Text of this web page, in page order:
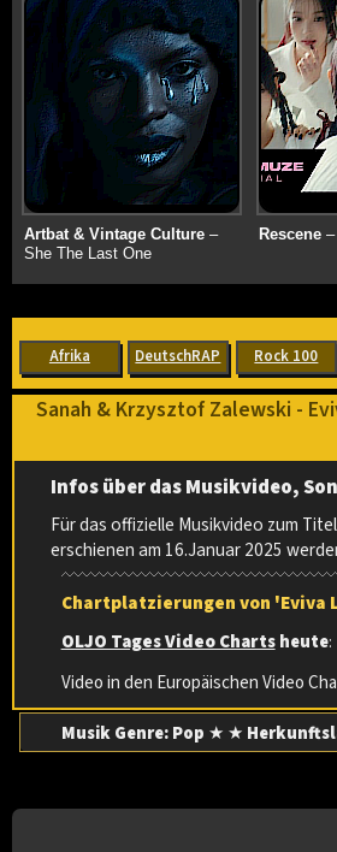
Artbat & Vintage Culture–
She The Last One
Rescene–
Afrika DeutschRAP Rock 100
Sanah & Krzysztof Zalewski -
Infos über das Musikvideo,
Für das offizielle Musikvideo zum
erschienen am 16.Januar 2025
Chartplatzierungen von 'Eviva
OLJO Tages Video Charts heute:
Video in den Europäischen Video
Musik Genre: Pop ★ ★